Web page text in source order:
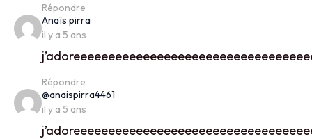
Répondre
Anaïs pirrasays:
il y a 5 ans
Répondre
@anaispirra4461
il y a 5 ans